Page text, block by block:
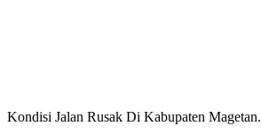
Kondisi Jalan Rusak Di Kabupaten Magetan.